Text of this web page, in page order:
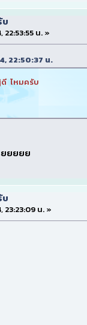
บ
22:53:55 น. »
22:50:37 น.
ดี ไหมครับ
ยยยย
บ
23:23:09 น. »